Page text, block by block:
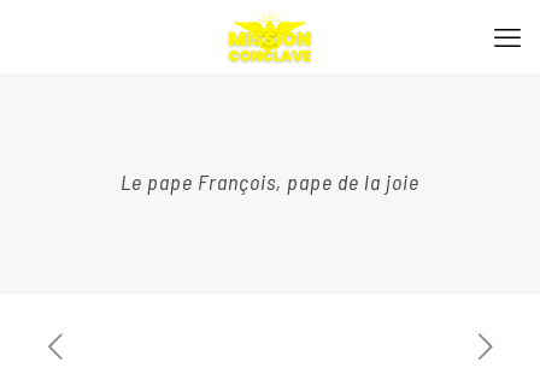
Le pape François, pape de la joie